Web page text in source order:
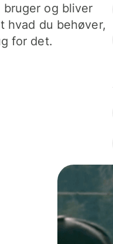
bruger og bliver
hvad du behøver,
for det.